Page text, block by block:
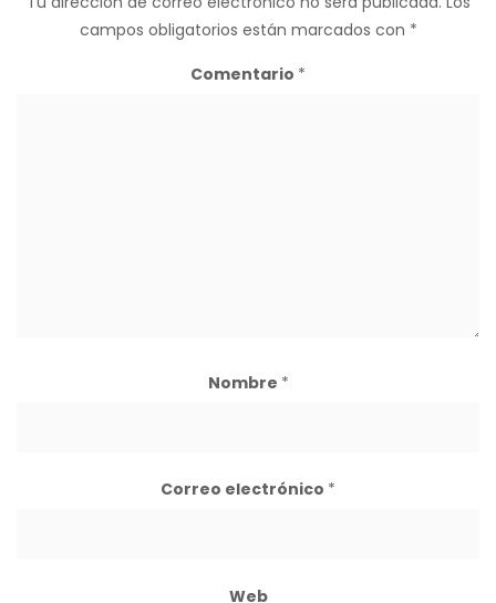
campos obligatorios están marcados con *
Comentario *
Nombre *
Correo electrónico *
Web